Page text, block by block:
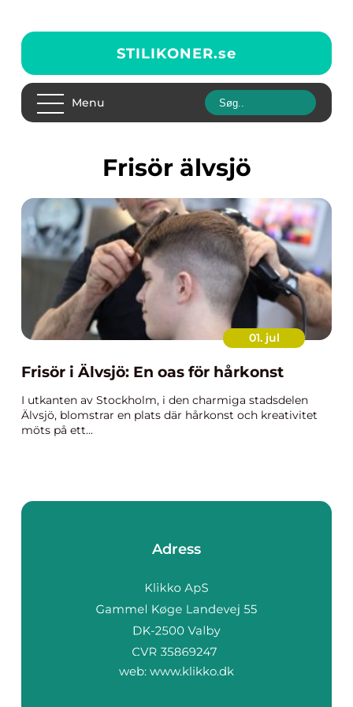
STILIKONER.se
Menu
frisör älvsjö
01. jul
Frisör i Älvsjö: En oas för hårkonst
I utkanten av Stockholm, i den charmiga stadsdelen
Älvsjö, blomstrar en plats där hårkonst och kreativitet
möts på ett...
Adress
web: www.klikko.dk